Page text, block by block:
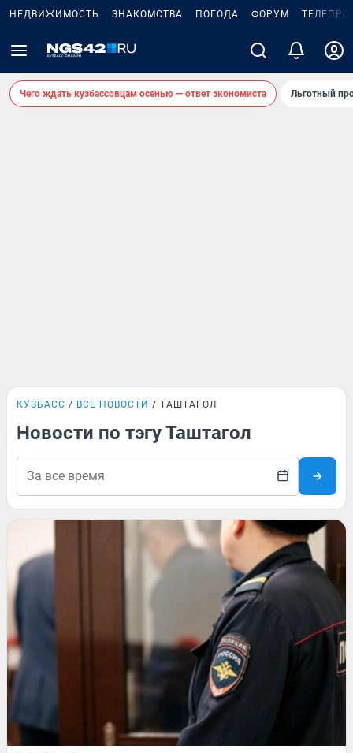
НЕДВИЖИМОСТЬ ЗНАКОМСТВА ПОГОДА ФОРУМ
Чего ждать кузбассовцам осенью — ответ экономиста Льготный
КУЗБАСС ВСЕ НОВОСТИ ТАШТАГОЛ
Новости по тэгу Таштагол